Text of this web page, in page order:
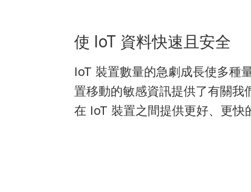
silicon
make
faster
使 IoT 資料快速且安全
IoT 裝置數量的急劇成長使多種
置移動的敏感資訊提供了有關
在 IoT 裝置之間提供更好、更快